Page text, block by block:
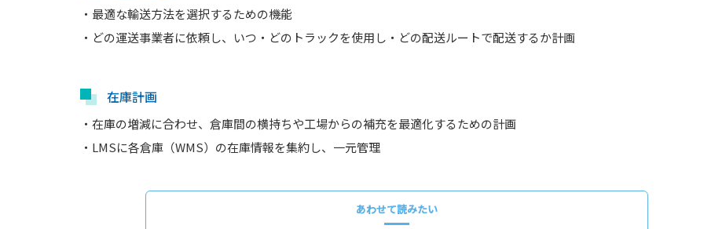
・最適な輸送方法を選択するための機能
・どの運送事業者に依頼し、いつ・どのトラックを使用し・どの配送ルートで配送するか計画
在庫計画
・在庫の増減に合わせ、倉庫間の横持ちや工場からの補充を最適化するための計画
・LMSに各倉庫（WMS）の在庫情報を集約し、一元管理
あわせて読みたい